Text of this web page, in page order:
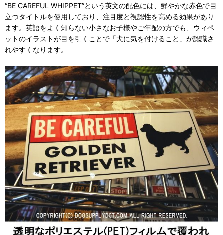
“BE CAREFUL WHIPPET”という英文の配色には、鮮やかな赤色で目
立つタイトルを使用しており、注目度と視認性を高める効果があり
ます。英語をよく知らない小さなお子様やご年配の方でも、ウィペ
ットのイラストが目を引くことで「犬に気を付けること」が認識さ
れやすくなります。